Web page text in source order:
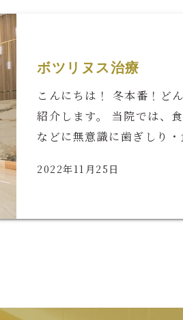
ボツリヌス治療
こんにちは！ 冬本番！ど
紹介します。 当院では、
などに無意識に歯ぎしり
2022年11月25日